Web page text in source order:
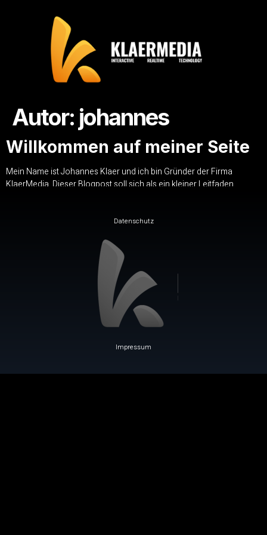
Autor: johannes
Willkommen auf meiner Seite
Mein Name ist Johannes Klaer und ich bin Gründer der Firma
KlaerMedia. Dieser Blogpost soll sich als ein kleiner Leitfaden
Fragen direkt mit mir Kontakt aufzunehmen. Meinen Kontakt finden
Datenschutz
Impressum